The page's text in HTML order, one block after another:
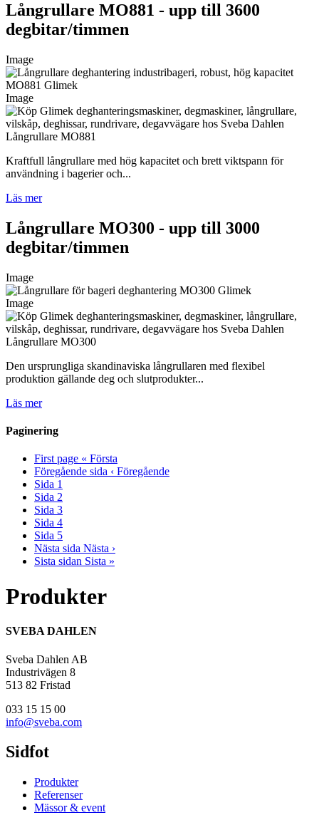
Långrullare MO881 - upp till 3600
degbitar/timmen
Image
Image
Långrullare MO881
Kraftfull långrullare med hög kapacitet och brett viktspann för
användning i bagerier och...
Läs mer
Långrullare MO300 - upp till 3000
degbitar/timmen
Image
Image
Långrullare MO300
Den ursprungliga skandinaviska långrullaren med flexibel
produktion gällande deg och slutprodukter...
Läs mer
Paginering
First page « Första
Föregående sida ‹ Föregående
Sida 1
Sida 2
Sida 3
Sida 4
Sida 5
Nästa sida Nästa ›
Sista sidan Sista »
Produkter
SVEBA DAHLEN
Sveba Dahlen AB
Industrivägen 8
513 82 Fristad
033 15 15 00
info@sveba.com
Sidfot
Produkter
Referenser
Mässor & event